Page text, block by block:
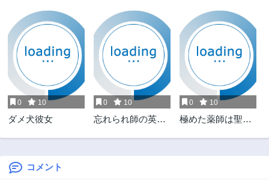
第15.2話
2年前
第15.1話
2年前
第14.2話
2年前
第14.1話
2年前
第14話
2年前
第13.3話
2年前
第13.2話
2年前
第13.1話
2年前
第13話 第12.3話
第12.2話
0 10
ダメ犬彼女
0 10
忘れられ師の英雄
男は、記憶に残ら
0 10
極めた薬師は聖女
とパーティ追放さ
コメント